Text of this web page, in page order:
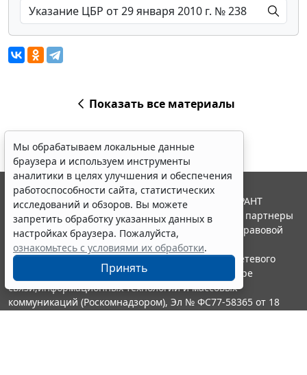
Показать все материалы
Мы обрабатываем локальные данные
браузера и используем инструменты
аналитики в целях улучшения и обеспечения
работоспособности сайта, статистических
исследований и обзоров. Вы можете
запретить обработку указанных данных в
настройках браузера. Пожалуйста,
ознакомьтесь с условиями их обработки.
Принять
© ООО "НПП "ГАРАНТ-СЕРВИС", 2026. Система ГАРАНТ
выпускается с 1990 года. Компания "Гарант" и ее партнеры
являются участниками Российской ассоциации правовой
информации ГАРАНТ.
Портал ГАРАНТ.РУ зарегистрирован в качестве сетевого
издания Федеральной службой по надзору в сфере
связи,информационных технологий и массовых
коммуникаций (Роскомнадзором), Эл № ФС77-58365 от 18